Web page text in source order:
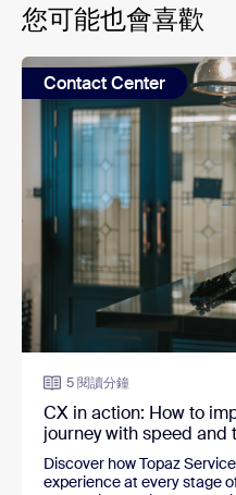
您可能也會喜歡
Contact Center
5 閱讀分鐘
CX in action: How to
journey with speed and
Discover how Topaz
experience at every stage